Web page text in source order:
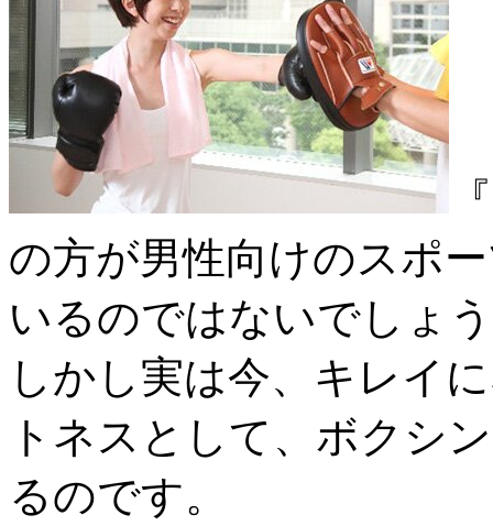
の方が男性向けのスポ
いるのではないでしょ
しかし実は今、キレイ
トネスとして、ボクシ
るのです。